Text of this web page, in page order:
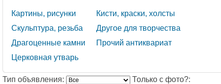
Картины, рисунки
Скульптура, резьба
Драгоценные камни
Церковная утварь
Кисти, краски, холсты
Другое для творчества
Прочий антиквариат
Тип объявления:
Только с фото?: